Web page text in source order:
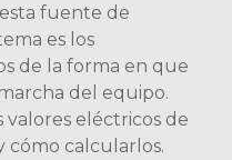
fuente de
es los
de la forma en que
del equipo.
valores eléctricos de
cómo calcularlos.